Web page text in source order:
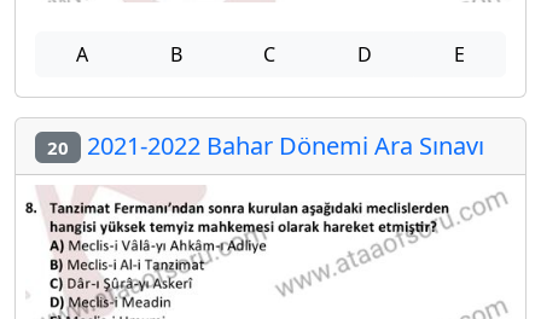
A B C D E
20 2021-2022 Bahar Dönemi Ara Sınavı